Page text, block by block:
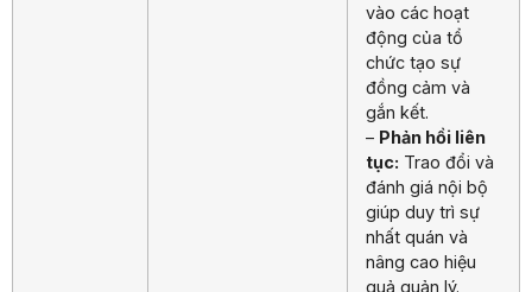
vào các hoạt
động của tổ
chức tạo sự
đồng cảm và
gắn kết.
– Phản hồi liên
tục: Trao đổi và
đánh giá nội bộ
giúp duy trì sự
nhất quán và
nâng cao hiệu
quả quản lý.